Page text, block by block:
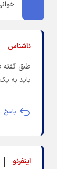
ناشناس
طبق گفته
باید به
پاسخ
اینفرنو